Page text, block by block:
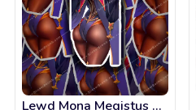
Lewd Mona Megistus Sexy Ass Butt Genshin Impact